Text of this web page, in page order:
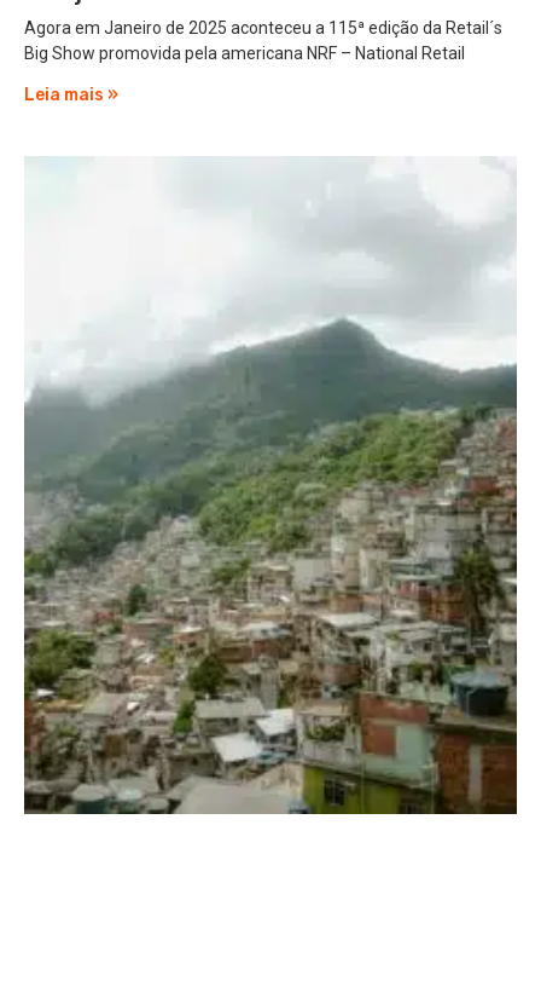
Agora em Janeiro de 2025 aconteceu a 115ª edição da Retail´s
Big Show promovida pela americana NRF – National Retail
Leia mais »